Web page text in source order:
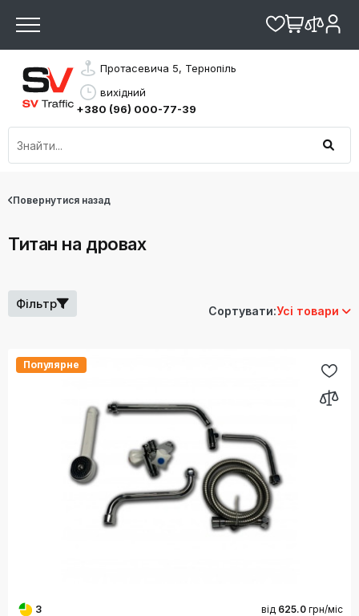
Протасевича 5, Тернопіль
вихідний
+380 (96) 000-77-39
Повернутися назад
Титан на дровах
Фільтр Сортувати:Усі товари
Популярне
3 від 625.0 грн/міс